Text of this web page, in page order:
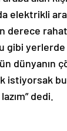
derece
gibi
dünyanın
istiyorsak
dedi.